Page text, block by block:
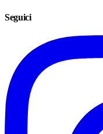
Seguici